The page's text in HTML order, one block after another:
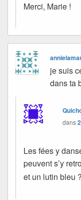
Merci, Marie !
je suis
dans ta
dans
Les fées y
peuvent s’y
et un lutin bleu